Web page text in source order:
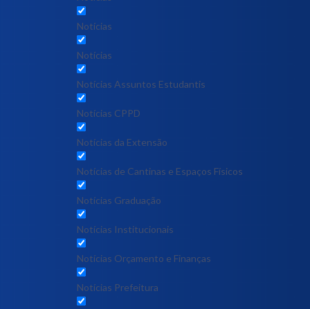
Notícias
Notícias
Notícias Assuntos Estudantis
Notícias CPPD
Notícias da Extensão
Notícias de Cantinas e Espaços Físicos
Notícias Graduação
Notícias Institucionais
Notícias Orçamento e Finanças
Notícias Prefeitura